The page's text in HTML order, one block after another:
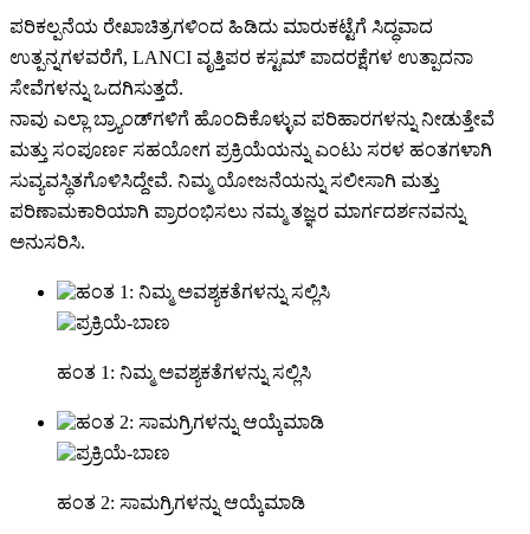
ಪರಿಕಲ್ಪನೆಯ ರೇಖಾಚಿತ್ರಗಳಿಂದ ಹಿಡಿದು ಮಾರುಕಟ್ಟೆಗೆ ಸಿದ್ಧವಾದ
ಉತ್ಪನ್ನಗಳವರೆಗೆ, LANCI ವೃತ್ತಿಪರ ಕಸ್ಟಮ್ ಪಾದರಕ್ಷೆಗಳ ಉತ್ಪಾದನಾ
ಸೇವೆಗಳನ್ನು ಒದಗಿಸುತ್ತದೆ.
ನಾವು ಎಲ್ಲಾ ಬ್ರ್ಯಾಂಡ್‌ಗಳಿಗೆ ಹೊಂದಿಕೊಳ್ಳುವ ಪರಿಹಾರಗಳನ್ನು ನೀಡುತ್ತೇವೆ
ಮತ್ತು ಸಂಪೂರ್ಣ ಸಹಯೋಗ ಪ್ರಕ್ರಿಯೆಯನ್ನು ಎಂಟು ಸರಳ ಹಂತಗಳಾಗಿ
ಸುವ್ಯವಸ್ಥಿತಗೊಳಿಸಿದ್ದೇವೆ. ನಿಮ್ಮ ಯೋಜನೆಯನ್ನು ಸಲೀಸಾಗಿ ಮತ್ತು
ಪರಿಣಾಮಕಾರಿಯಾಗಿ ಪ್ರಾರಂಭಿಸಲು ನಮ್ಮ ತಜ್ಞರ ಮಾರ್ಗದರ್ಶನವನ್ನು
ಅನುಸರಿಸಿ.
ಹಂತ 1: ನಿಮ್ಮ ಅವಶ್ಯಕತೆಗಳನ್ನು ಸಲ್ಲಿಸಿ
ಹಂತ 2: ಸಾಮಗ್ರಿಗಳನ್ನು ಆಯ್ಕೆಮಾಡಿ